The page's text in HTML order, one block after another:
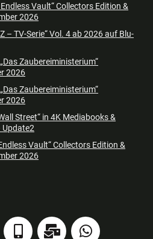
Vault“ Collectors Edition &
2026
– TV-Serie“ Vol. 4 ab 2026 auf Blu-
Zaubereiministerium“
2026
Zaubereiministerium“
2026
Street“ in 4K Mediabooks &
Update2
Vault“ Collectors Edition &
2026